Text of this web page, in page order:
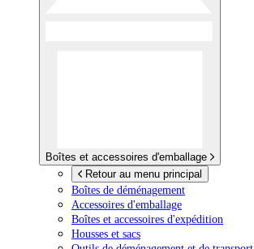
Boîtes et accessoires d'emballage
Retour au menu principal
Boîtes de déménagement
Accessoires d'emballage
Boîtes et accessoires d'expédition
Housses et sacs